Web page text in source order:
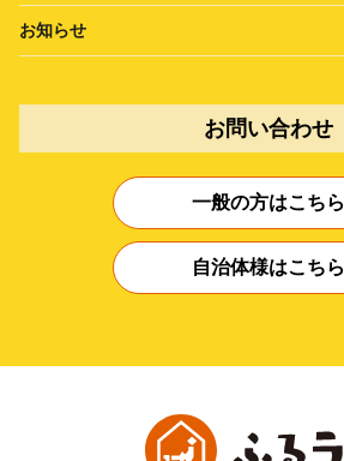
お知らせ
お問い合わせ
一般の方はこちら
自治体様はこちら